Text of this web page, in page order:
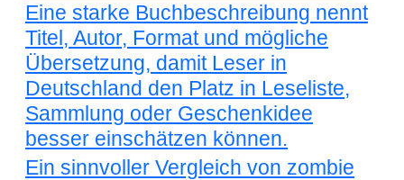
Eine starke Buchbeschreibung nennt
Titel, Autor, Format und mögliche
Übersetzung, damit Leser in
Deutschland den Platz in Leseliste,
Sammlung oder Geschenkidee
besser einschätzen können.
Ein sinnvoller Vergleich von zombie